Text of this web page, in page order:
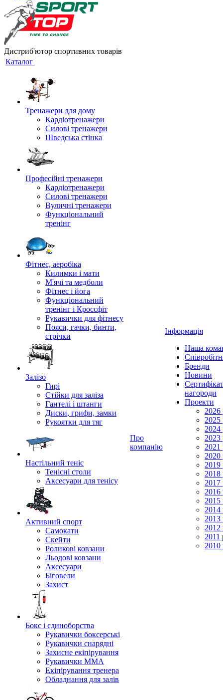
Дистриб'ютор спортивних товарів
Каталог
Тренажери для дому
Кардіотренажери
Силові тренажери
Шведська стінка
Професійні тренажери
Кардіотренажери
Силові тренажери
Вуличні тренажери
Функціональний
тренінг
Фітнес, аеробіка
Килимки і мати
М'ячі та медболи
Фітнес і йога
Функціональний
тренінг і Кроссфіт
Рукавички для фітнесу
Пояси, гачки, бинти,
стрічки
Залізо
Гирі
Стійки для заліза
Гантелі і штанги
Диски, грифи, замки
Рукоятки для тяг
Настільний теніс
Тенісні столи
Аксесуари для тенісу
Активний спорт
Самокати
Скейти
Роликові ковзани
Льодові ковзани
Аксесуари
Біговели
Захист
Бокс і єдиноборства
Рукавички боксерські
Рукавички снарядні
Захисне екіпірування
Рукавички ММА
Екіпірування тренера
Обладнання для залів
Про
компанію
Інформація
Наша
Бренди
Новини
нагороди
Проекти
2026
2025
2024
2023
2021
2020
2019
2018
2017
2016
2015
2014
2013
2012
2011
2010